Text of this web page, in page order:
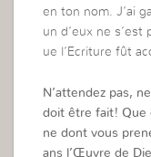
en ton nom. J’ai
un d’eux ne
ue l’Ecriture fût
N’attendez pas,
doit être fait! Que
ne dont vous
ans l’Œuvre de